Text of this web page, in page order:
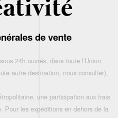
de vente
24h ouvrés, dans toute l'Union
autre destination, nous consulter),
une participation aux frais
Pour les expéditions en dehors de la